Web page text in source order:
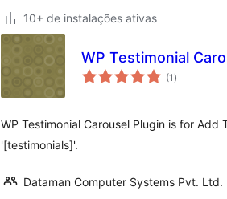
10+ de instalações ativas
WP Testimonial
(1 total
de
)
WP Testimonial Carousel Plugin is for Add
'[testimonials]'.
Dataman Computer Systems Pvt. Ltd.